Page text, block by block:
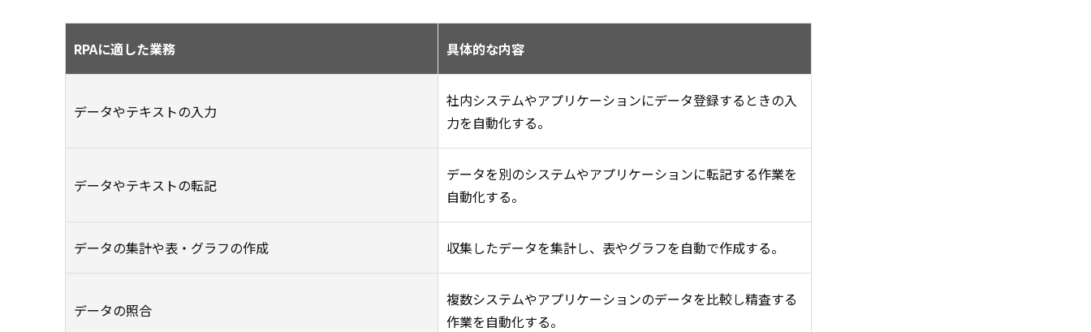
RPAに適した業務 具体的な内容
データやテキストの入力
社内システムやアプリケーションにデータ登録するときの入
力を自動化する。
データやテキストの転記
データを別のシステムやアプリケーションに転記する作業を
自動化する。
データの集計や表・グラフの作成 収集したデータを集計し、表やグラフを自動で作成する。
データの照合
複数システムやアプリケーションのデータを比較し精査する
作業を自動化する。